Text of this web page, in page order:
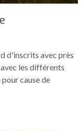
d'inscrits avec près
les différents
cause de